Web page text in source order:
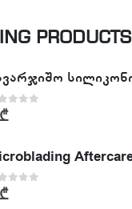
PRODUCTS
of 5
₾
out of 5
₾